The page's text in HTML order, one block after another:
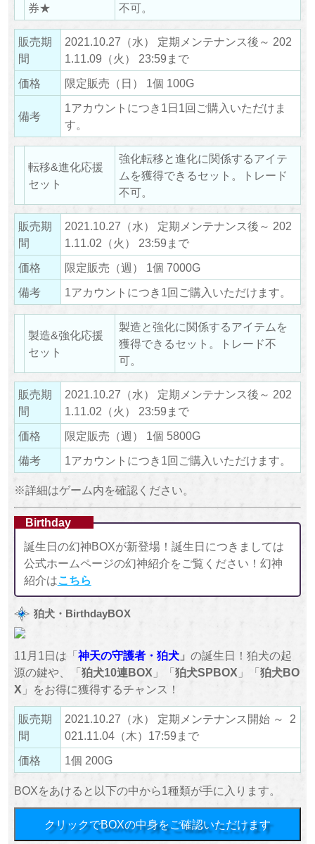
券★
不可。
販売期
間
2021.10.27（水） 定期メンテナンス後～ 202
1.11.09（火） 23:59まで
価格
限定販売（日） 1個 100G
備考
1アカウントにつき1日1回ご購入いただけま
す。
転移&進化応援
セット
強化転移と進化に関係するアイテ
ムを獲得できるセット。トレード
不可。
販売期
間
2021.10.27（水） 定期メンテナンス後～ 202
1.11.02（火） 23:59まで
価格
限定販売（週） 1個 7000G
備考
1アカウントにつき1回ご購入いただけます。
製造&強化応援
セット
製造と強化に関係するアイテムを
獲得できるセット。トレード不
可。
販売期
間
2021.10.27（水） 定期メンテナンス後～ 202
1.11.02（火） 23:59まで
価格
限定販売（週） 1個 5800G
備考
1アカウントにつき1回ご購入いただけます。
※詳細はゲーム内を確認ください。
Birthday
誕生日の幻神BOXが新登場！誕生日につきましては
公式ホームページの幻神紹介をご覧ください！幻神
紹介はこちら
狛犬・BirthdayBOX
11月1日は「神天の守護者・狛犬」 の誕生日！狛犬の起
源の鍵や、「狛犬10連BOX 」「狛犬SPBOX 」「狛犬BO
X 」をお得に獲得するチャンス！
販売期
間
2021.10.27（水） 定期メンテナンス開始 ～ 2
021.11.04（木）17:59まで
価格
1個 200G
BOXをあけると以下の中から1種類が手に入ります。
クリックでBOXの中身をご確認いただけます